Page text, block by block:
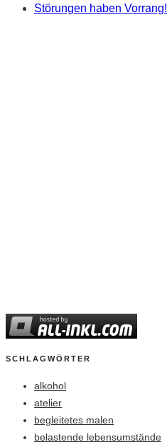
Störungen haben Vorrang!
SCHLAGWÖRTER
alkohol
atelier
begleitetes malen
belastende lebensumstände